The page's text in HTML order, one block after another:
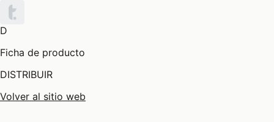
D
Ficha de producto
DISTRIBUIR
Volver al sitio web